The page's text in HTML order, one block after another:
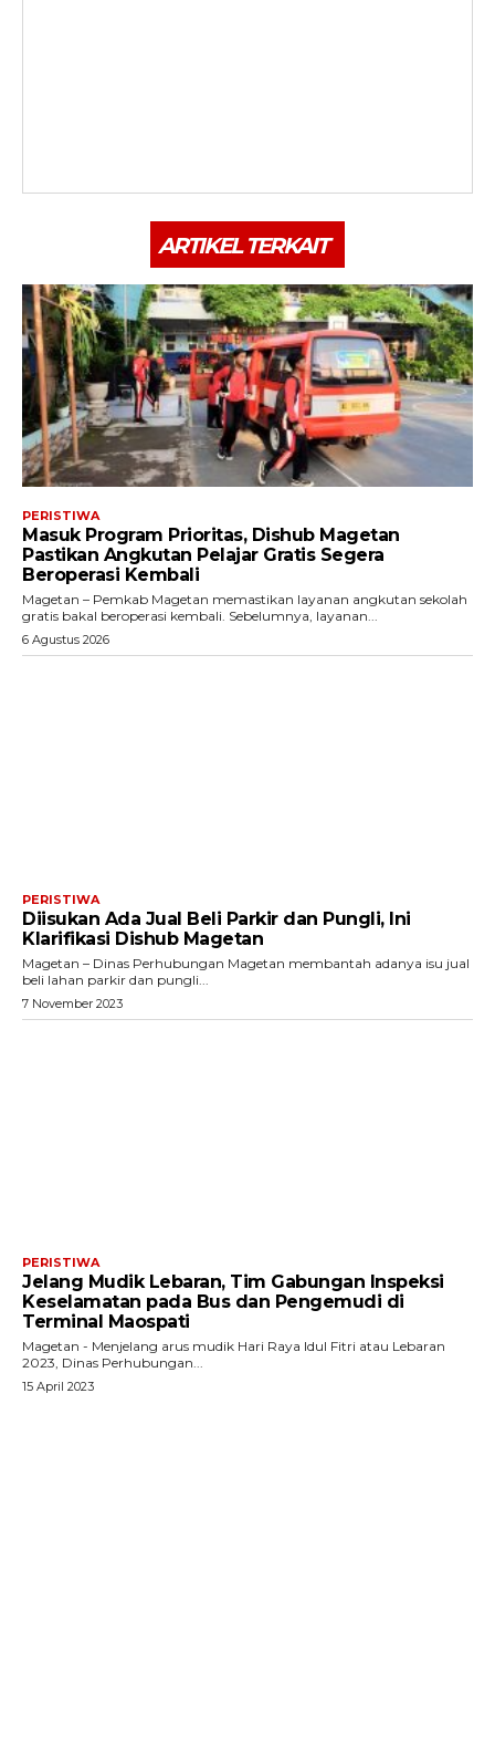
ARTIKEL TERKAIT
PERISTIWA
Masuk Program Prioritas, Dishub Magetan
Pastikan Angkutan Pelajar Gratis Segera
Beroperasi Kembali
Magetan – Pemkab Magetan memastikan layanan angkutan sekolah
gratis bakal beroperasi kembali. Sebelumnya, layanan...
6 Agustus 2026
PERISTIWA
Diisukan Ada Jual Beli Parkir dan Pungli, Ini
Klarifikasi Dishub Magetan
Magetan – Dinas Perhubungan Magetan membantah adanya isu jual
beli lahan parkir dan pungli...
7 November 2023
PERISTIWA
Jelang Mudik Lebaran, Tim Gabungan Inspeksi
Keselamatan pada Bus dan Pengemudi di
Terminal Maospati
Magetan - Menjelang arus mudik Hari Raya Idul Fitri atau Lebaran
2023, Dinas Perhubungan...
15 April 2023